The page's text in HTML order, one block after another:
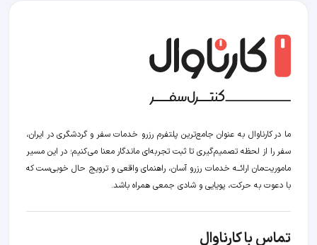
ما در کارناوال به عنوان جامع‌ترین پلتفرم رزرو خدمات سفر و گردشگری در ایران،
سفر را از لحظه‌ تصمیم‌گیری تا ثبت تجربه‌ای ماندگار معنا می‌کنیم؛ در این مسیر‍
ماموریت‌مان اراﺋــﻪ خدمات رزرو آسان، راهنمای واقعی و ترویج حال خوبی‌ست که
با دعوت به حرکت، پویایی و شادی جمعی همراه باشد.
تماس با کارناوال